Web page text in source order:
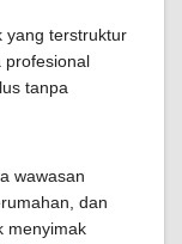
yang terstruktur
profesional
tanpa
wawasan
dan
menyimak